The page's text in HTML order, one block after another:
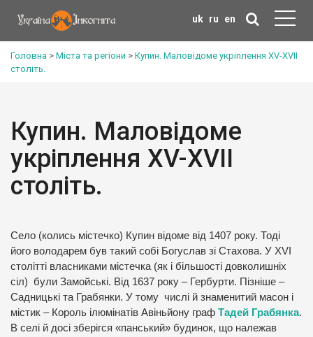
uk ru en
Головна > Міста та регіони > Купин. Маловідоме укріплення XV-XVII
століть.
Купин. Маловідоме
укріплення XV-XVII
століть.
Село (колись містечко) Купин відоме від 1407 року. Тоді
його володарем був такий собі Богуслав зі Стахова. У XVI
столітті власниками містечка (як і більшості довколишніх
сіл) були Замойські. Від 1637 року – Гербурти. Пізніше –
Садницькі та Грабянки. У тому числі й знаменитий масон і
містик – Король ілюмінатів Авіньйону граф Тадей Грабянка.
В селі й досі зберігся «панський» будинок, що належав